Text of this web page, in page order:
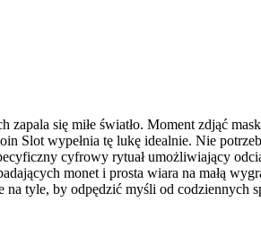
się miłe światło. Moment zdjąć
Slot wypełnia tę lukę idealnie. Nie
cyfrowy rytuał umożliwiający
monet i prosta wiara na małą
tyle, by odpędzić myśli od codziennych